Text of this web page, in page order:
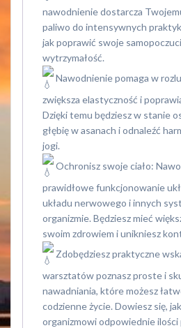
nawodnienie dostarcza
paliwo do intensywnych
jak poprawić swoje
wytrzymałość.
Nawodnienie pomaga w
zwiększa elastyczność i
Dzięki temu będziesz w stanie
głębię w asanach i odnaleźć
jogi.
Ochronisz swoje ciało:
prawidłowe funkcjonowanie
układu nerwowego i innych
organizmie. Będziesz mieć
swoim zdrowiem i unikniesz
Zdobędziesz praktyczne
warsztatów poznasz proste i
nawadniania, które możesz
codzienne życie. Dowiesz się,
organizmowi odpowiednie ilości